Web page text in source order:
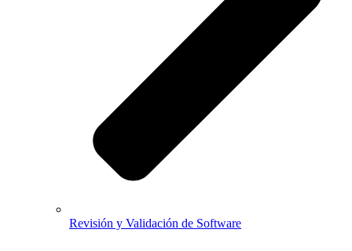
Revisión y Validación de Software